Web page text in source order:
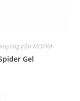
från MOYRA
Gel